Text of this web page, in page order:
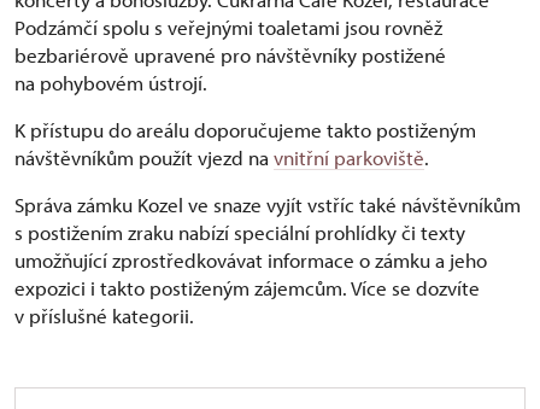
Podzámčí spolu s veřejnými toaletami jsou rovněž
bezbariérově upravené pro návštěvníky postižené
na pohybovém ústrojí.
K přístupu do areálu doporučujeme takto postiženým
návštěvníkům použít vjezd na vnitřní parkoviště.
Správa zámku Kozel ve snaze vyjít vstříc také návštěvníkům
s postižením zraku nabízí speciální prohlídky či texty
umožňující zprostředkovávat informace o zámku a jeho
expozici i takto postiženým zájemcům. Více se dozvíte
v příslušné kategorii.